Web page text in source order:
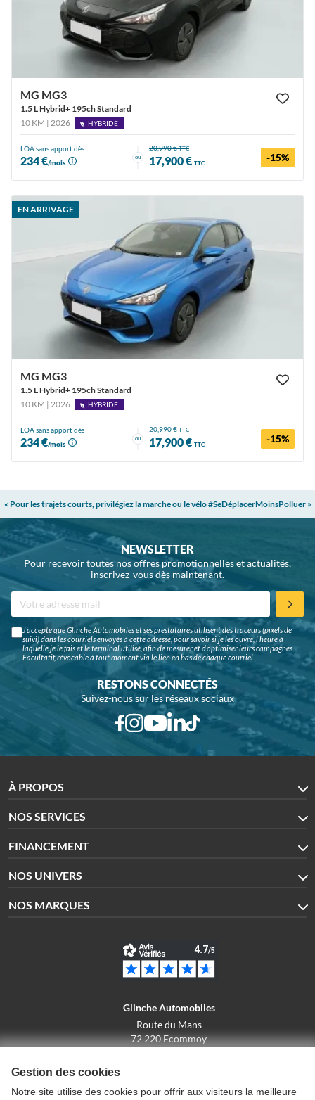
MG MG3
1.5 L Hybrid+ 195ch Standard
10 KM | 2026
HYBRIDE
LOA sans apport dès
234 €/mois
ou
20,990 €TTC
17,900 € TTC -15%
EN ARRIVAGE
MG MG3
1.5 L Hybrid+ 195ch Standard
10 KM | 2026
HYBRIDE
LOA sans apport dès
234 €/mois
ou
20,990 €TTC
17,900 € TTC -15%
« Pour les trajets courts, privilégiez la marche ou le vélo #SeDéplacerMoinsPolluer »
NEWSLETTER
Pour recevoir toutes nos offres promotionnelles et actualités,
inscrivez-vous dès maintenant.
J'accepte que Glinche Automobiles et ses prestataires utilisent des traceurs (pixels de
suivi) dans les courriels envoyés à cette adresse, pour savoir si je les ouvre, l'heure à
laquelle je le fais et le terminal utilisé, afin de mesurer et d'optimiser leurs campagnes.
Facultatif, révocable à tout moment via le lien en bas de chaque courriel.
RESTONS CONNECTÉS
Suivez-nous sur les réseaux sociaux
À PROPOS
NOS SERVICES
FINANCEMENT
NOS UNIVERS
NOS MARQUES
Glinche Automobiles
Route du Mans
72 220 Ecommoy
Gestion des cookies
Notre site utilise des cookies pour offrir aux visiteurs la meilleure